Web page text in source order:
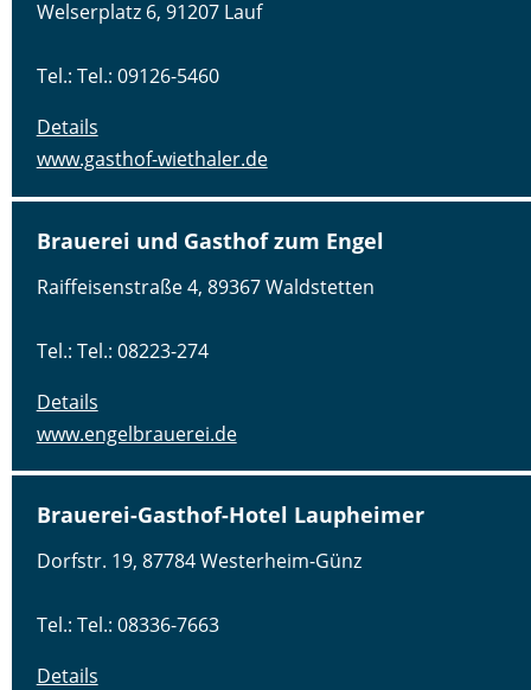
Welserplatz 6, 91207 Lauf
Tel.: Tel.: 09126-5460
Details
www.gasthof-wiethaler.de
Brauerei und Gasthof zum Engel
Raiffeisenstraße 4, 89367 Waldstetten
Tel.: Tel.: 08223-274
Details
www.engelbrauerei.de
Brauerei-Gasthof-Hotel Laupheimer
Dorfstr. 19, 87784 Westerheim-Günz
Tel.: Tel.: 08336-7663
Details